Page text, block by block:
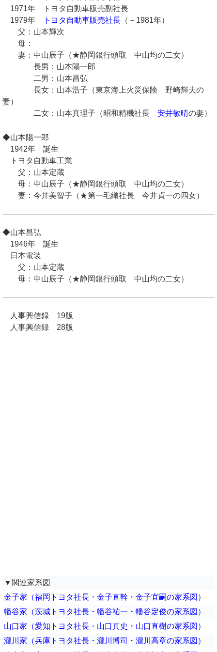
1971年 トヨタ自動車販売副社長
1979年
トヨタ自動車販売社長（－1981年）
父：山本輝次
母：
妻：中山辰子（★静岡銀行頭取 中山均の二女）
長男：山本陽一郎
二男：山本昌弘
長女：山本浩子（東京海上火災保険 野崎輝夫の
妻）
二女：山本真理子（昭和精機社長 安井敏晴の妻）
◆山本陽一郎
1942年 誕生
トヨタ自動車工業
父：山本定蔵
母：中山辰子（★静岡銀行頭取 中山均の二女）
妻：今井美智子（★第一毛織社長 今井貞一の四女）
◆山本昌弘
1946年 誕生
日本電装
父：山本定蔵
母：中山辰子（★静岡銀行頭取 中山均の二女）
人事興信録 19版
人事興信録 28版
▼関連家系図
金子家（福岡トヨタ社長・金子直幹・金子宜嗣の家系図）
幡谷家（茨城トヨタ社長・幡谷祐一・幡谷定俊の家系図）
山口家（愛知トヨタ社長・山口真史・山口直樹の家系図）
瀧川家（兵庫トヨタ社長・瀧川博司・瀧川高章の家系図）